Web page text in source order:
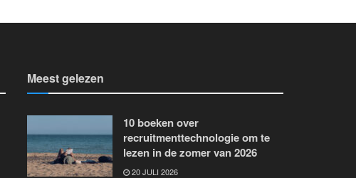
Meest gelezen
10 boeken over
recruitmenttechnologie om te
lezen in de zomer van 2026
20 JULI 2026